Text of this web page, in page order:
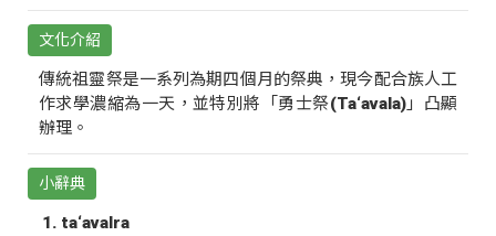
文化介紹
傳統祖靈祭是一系列為期四個月的祭典，現今配合族人工
作求學濃縮為一天，並特別將「勇士祭(Ta‘avala)」凸顯
辦理。
小辭典
ta‘avalra